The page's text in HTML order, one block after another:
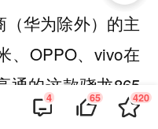
华为除外）的主
、OPPO、vivo在
通的这款骁龙865
出之后，大家发
4 65 420